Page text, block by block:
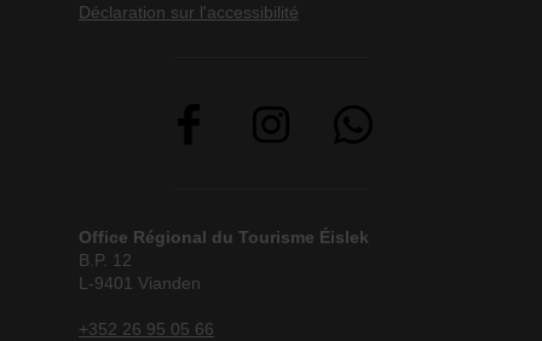
Déclaration sur l'accessibilité
Office Régional du Tourisme Éislek
B.P. 12
L-9401 Vianden
+352 26 95 05 66